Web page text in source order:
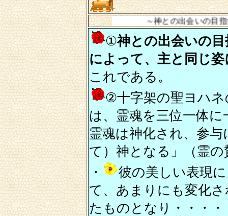
～神との出会いの目指すところは～
①神との出会いの
によって、主と同じ
これである。
②十字架の聖ヨハ
は、霊魂を三位一体
霊魂は神化され、参
て）神となる」（霊
・
彼の美しい表現
て、あまりにも変化
たものとなり・・・